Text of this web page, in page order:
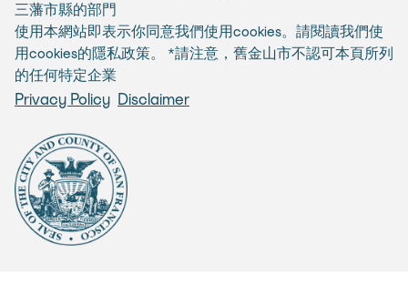
三藩市縣的部門
使用本網站即表示你同意我們使用cookies。請閱讀我們使
用cookies的隱私政策。 *請注意，舊金山市不認可本頁所列
的任何特定企業
Privacy Policy Disclaimer